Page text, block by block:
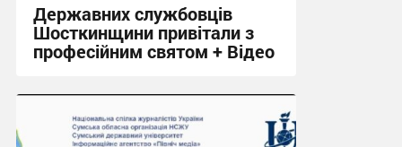
Державних службовців
Шосткинщини привітали з
професійним святом + Відео
20:39, 23.06.2026